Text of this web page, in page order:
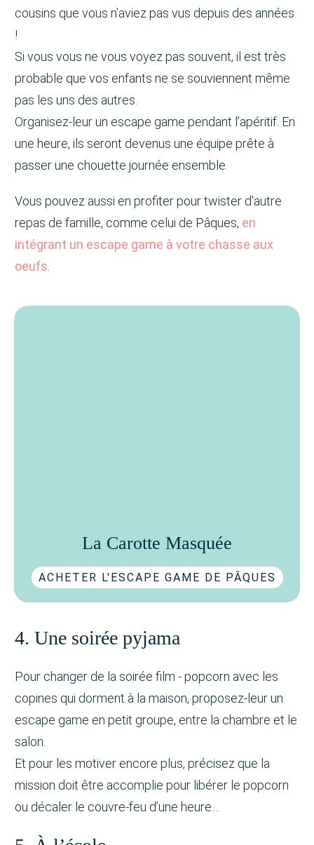
cousins que vous n’aviez pas vus depuis des années
!
Si vous vous ne vous voyez pas souvent, il est très
probable que vos enfants ne se souviennent même
pas les uns des autres.
Organisez-leur un escape game pendant l’apéritif. En
une heure, ils seront devenus une équipe prête à
passer une chouette journée ensemble.
Vous pouvez aussi en profiter pour twister d'autre
repas de famille, comme celui de Pâques, en
intégrant un escape game à votre chasse aux
oeufs.
La Carotte Masquée
ACHETER L'ESCAPE GAME DE PÂQUES
4. Une soirée pyjama
Pour changer de la soirée film - popcorn avec les
copines qui dorment à la maison, proposez-leur un
escape game en petit groupe, entre la chambre et le
salon.
Et pour les motiver encore plus, précisez que la
mission doit être accomplie pour libérer le popcorn
ou décaler le couvre-feu d’une heure…